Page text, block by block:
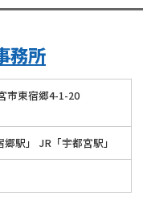
任意整理
消費者金融・サラ金
務所
市東宿郷4-1-20
駅」 JR「宇都宮駅」